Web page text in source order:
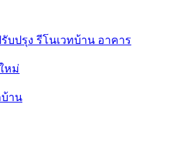
บปรุง รีโนเวทบ้าน อาคาร
หม่
าน
รับปรุง รีโนเวทบ้าน อาคาร
หม่
าน